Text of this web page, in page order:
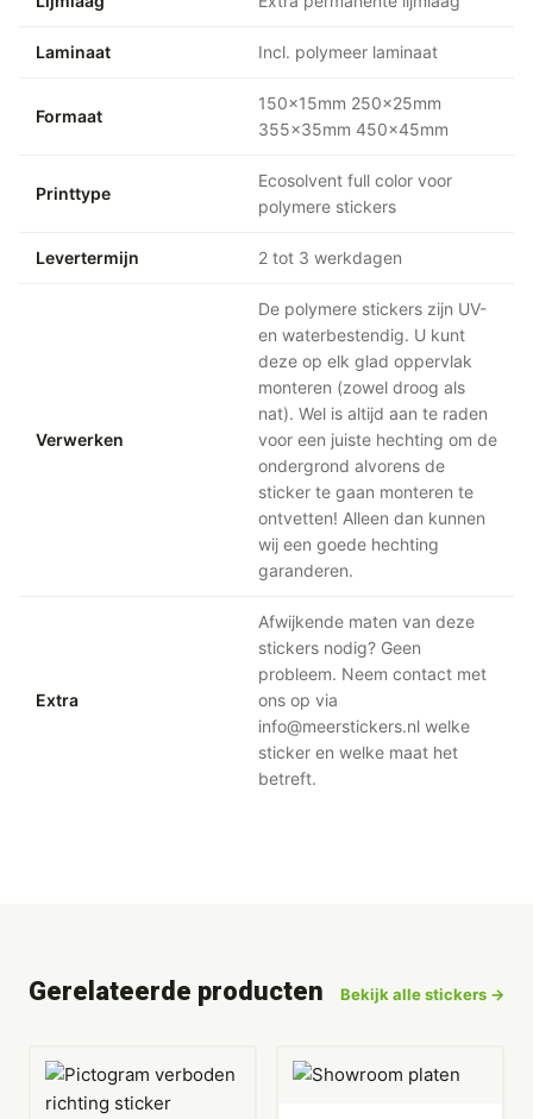
Laminaat Incl. polymeer laminaat
Formaat
150x15mm 250x25mm
355x35mm 450x45mm
Printtype
Ecosolvent full color voor
polymere stickers
Levertermijn 2 tot 3 werkdagen
Verwerken
De polymere stickers zijn UV-
en waterbestendig. U kunt
deze op elk glad oppervlak
monteren (zowel droog als
nat). Wel is altijd aan te raden
voor een juiste hechting om de
ondergrond alvorens de
sticker te gaan monteren te
ontvetten! Alleen dan kunnen
wij een goede hechting
garanderen.
Extra
Afwijkende maten van deze
stickers nodig? Geen
probleem. Neem contact met
ons op via
info@meerstickers.nl welke
sticker en welke maat het
betreft.
Gerelateerde producten Bekijk alle stickers →